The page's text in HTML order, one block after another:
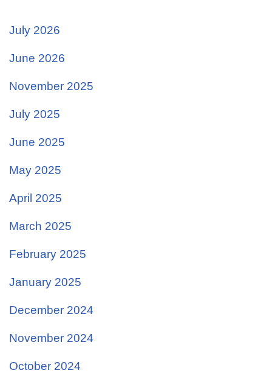
July 2026
June 2026
November 2025
July 2025
June 2025
May 2025
April 2025
March 2025
February 2025
January 2025
December 2024
November 2024
October 2024